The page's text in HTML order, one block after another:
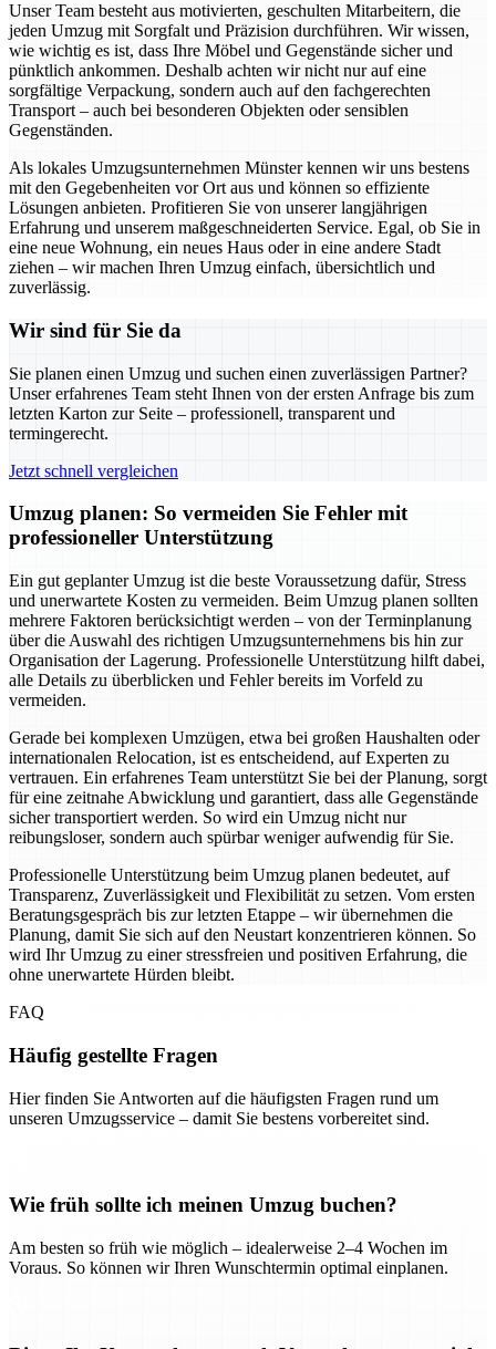
Unser Team besteht aus motivierten, geschulten Mitarbeitern, die
jeden Umzug mit Sorgfalt und Präzision durchführen. Wir wissen,
wie wichtig es ist, dass Ihre Möbel und Gegenstände sicher und
pünktlich ankommen. Deshalb achten wir nicht nur auf eine
sorgfältige Verpackung, sondern auch auf den fachgerechten
Transport – auch bei besonderen Objekten oder sensiblen
Gegenständen.
Als lokales Umzugsunternehmen Münster kennen wir uns bestens
mit den Gegebenheiten vor Ort aus und können so effiziente
Lösungen anbieten. Profitieren Sie von unserer langjährigen
Erfahrung und unserem maßgeschneiderten Service. Egal, ob Sie in
eine neue Wohnung, ein neues Haus oder in eine andere Stadt
ziehen – wir machen Ihren Umzug einfach, übersichtlich und
zuverlässig.
Wir sind für Sie da
Sie planen einen Umzug und suchen einen zuverlässigen Partner?
Unser erfahrenes Team steht Ihnen von der ersten Anfrage bis zum
letzten Karton zur Seite – professionell, transparent und
termingerecht.
Jetzt schnell vergleichen
Umzug planen: So vermeiden Sie Fehler mit
professioneller Unterstützung
Ein gut geplanter Umzug ist die beste Voraussetzung dafür, Stress
und unerwartete Kosten zu vermeiden. Beim Umzug planen sollten
mehrere Faktoren berücksichtigt werden – von der Terminplanung
über die Auswahl des richtigen Umzugsunternehmens bis hin zur
Organisation der Lagerung. Professionelle Unterstützung hilft dabei,
alle Details zu überblicken und Fehler bereits im Vorfeld zu
vermeiden.
Gerade bei komplexen Umzügen, etwa bei großen Haushalten oder
internationalen Relocation, ist es entscheidend, auf Experten zu
vertrauen. Ein erfahrenes Team unterstützt Sie bei der Planung, sorgt
für eine zeitnahe Abwicklung und garantiert, dass alle Gegenstände
sicher transportiert werden. So wird ein Umzug nicht nur
reibungsloser, sondern auch spürbar weniger aufwendig für Sie.
Professionelle Unterstützung beim Umzug planen bedeutet, auf
Transparenz, Zuverlässigkeit und Flexibilität zu setzen. Vom ersten
Beratungsgespräch bis zur letzten Etappe – wir übernehmen die
Planung, damit Sie sich auf den Neustart konzentrieren können. So
wird Ihr Umzug zu einer stressfreien und positiven Erfahrung, die
ohne unerwartete Hürden bleibt.
FAQ
Häufig gestellte Fragen
Hier finden Sie Antworten auf die häufigsten Fragen rund um
unseren Umzugsservice – damit Sie bestens vorbereitet sind.
Wie früh sollte ich meinen Umzug buchen?
Am besten so früh wie möglich – idealerweise 2–4 Wochen im
Voraus. So können wir Ihren Wunschtermin optimal einplanen.